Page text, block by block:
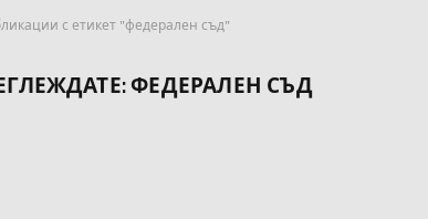
с етикет "федерален съд"
ФЕДЕРАЛЕН СЪД